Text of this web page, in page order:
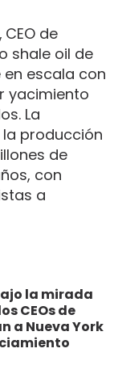
, CEO de
shale oil de
escala con
yacimiento
La
producción
de
con
a
la mirada
CEOs de
a Nueva York